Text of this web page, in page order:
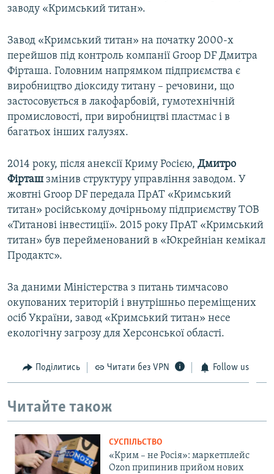
заводу «Кримський титан».​
Завод «Кримський титан» на початку 2000-х
перейшов під контроль компанії Groop DF Дмитра
Фірташа. Головним напрямком підприємства є
виробництво діоксиду титану – речовини, що
застосовується в лакофарбовій, гумотехнічній
промисловості, при виробництві пластмас і в
багатьох інших галузях.
2014 року, після анексії Криму Росією, Дмитро
Фірташ змінив структуру управління заводом. У
жовтні Groop DF передала ПрАТ «Кримський
титан» російському дочірньому підприємству ТОВ
«Титанові інвестиції». 2015 року ПрАТ «Кримський
титан» був перейменований в «Юкрейніан кемікал
Продактс».
За даними Міністерства з питань тимчасово
окупованих територій і внутрішньо переміщених
осіб України, завод «Кримський титан» несе
екологічну загрозу для Херсонської області.
Поділитись Читати без VPN Follow us
Читайте також
СУСПІЛЬСТВО
«Крим – не Росія»: маркетплейс
Ozon припинив прийом нових